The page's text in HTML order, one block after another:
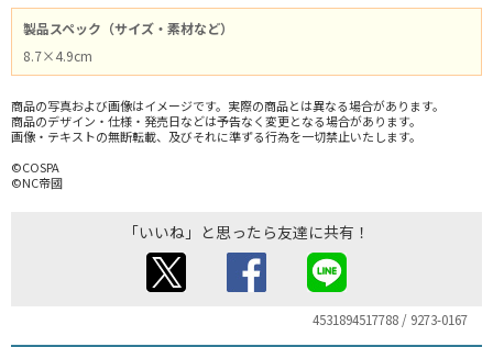
製品スペック（サイズ・素材など）
8.7×4.9cm
商品の写真および画像はイメージです。実際の商品とは異なる場合があります。
商品のデザイン・仕様・発売日などは予告なく変更となる場合があります。
画像・テキストの無断転載、及びそれに準ずる行為を一切禁止いたします。
©COSPA
©NC帝國
「いいね」と思ったら友達に共有！
4531894517788 / 9273-0167